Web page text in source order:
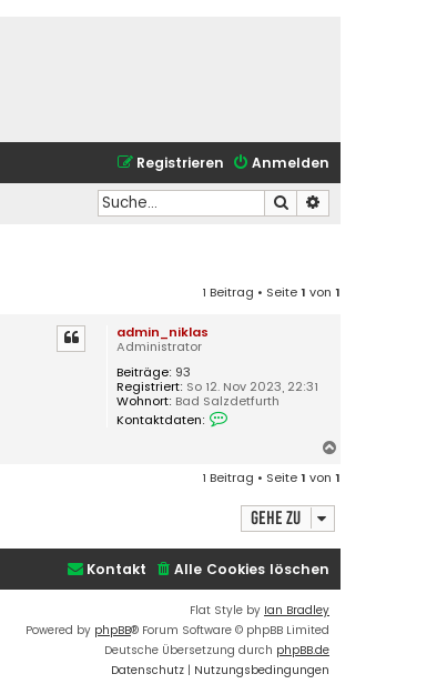
Anmelden
Registrieren
Suche
1 Beitrag • Seite1 von 1
admin_niklas
Administrator
Beiträge: 93
Registriert: So 12. Nov 2023, 22:31
Wohnort: Bad Salzdetfurth
Kontaktdaten:
a
k
n
v
o
n
a
d
m
i
b
n
1 Beitrag • Seite1 von 1
Gehe zu
Alle Cookies löschen
Kontakt
Flat Style by Ian Bradley
Powered by phpBB® Forum Software © phpBB Limited
Deutsche Übersetzung durch phpBB.de
Datenschutz | Nutzungsbedingungen